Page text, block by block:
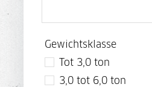
Gewichtsklasse
Tot 3,0 ton
3,0 tot 6,0 ton